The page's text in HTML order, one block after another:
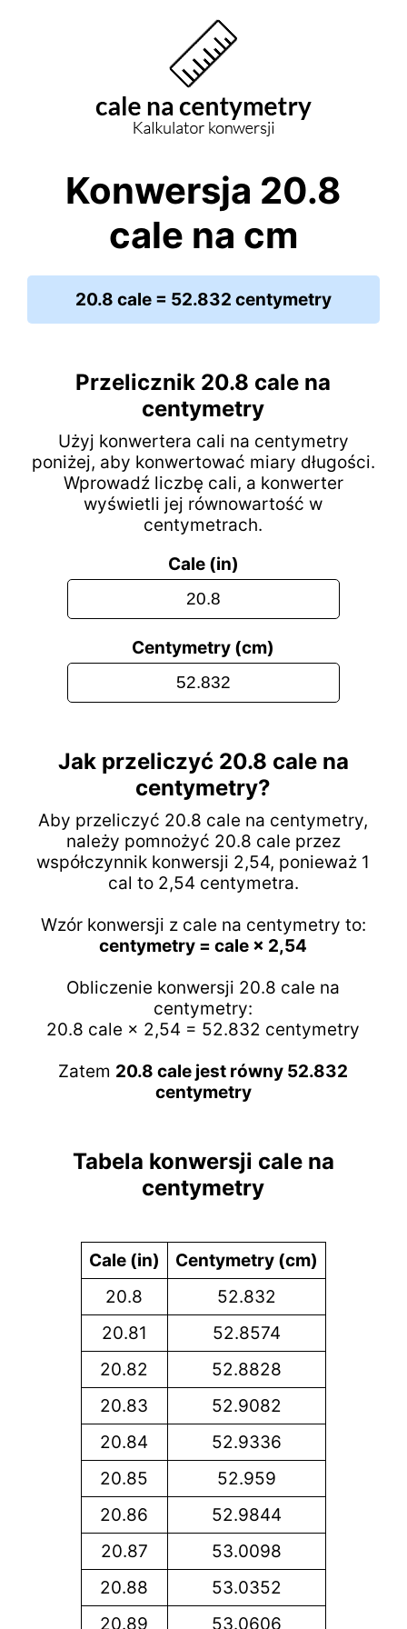
Konwersja 20.8
cale na cm
20.8 cale = 52.832 centymetry
Przelicznik 20.8 cale na
centymetry
Użyj konwertera cali na centymetry
poniżej, aby konwertować miary długości.
Wprowadź liczbę cali, a konwerter
wyświetli jej równowartość w
centymetrach.
Cale (in)
Centymetry (cm)
Jak przeliczyć 20.8 cale na
centymetry?
Aby przeliczyć 20.8 cale na centymetry,
należy pomnożyć 20.8 cale przez
współczynnik konwersji 2,54, ponieważ 1
cal to 2,54 centymetra.
Wzór konwersji z cale na centymetry to:
centymetry = cale × 2,54
Obliczenie konwersji 20.8 cale na
centymetry:
20.8 cale × 2,54 = 52.832 centymetry
Zatem 20.8 cale jest równy 52.832
centymetry
Tabela konwersji cale na
centymetry
Cale (in)
Centymetry (cm)
20.8
52.832
20.81
52.8574
20.82
52.8828
20.83
52.9082
20.84
52.9336
20.85
52.959
20.86
52.9844
20.87
53.0098
20.88
53.0352
20.89
53.0606